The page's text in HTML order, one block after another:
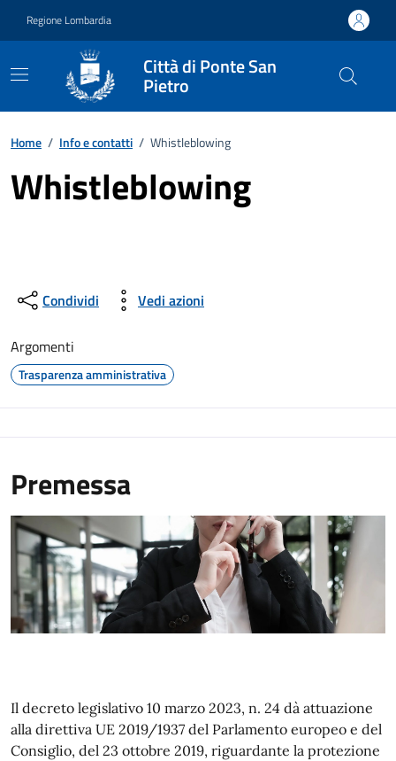
Regione Lombardia
Città di Ponte San
Pietro
Home / Info e contatti / Whistleblowing
Whistleblowing
Condividi Vedi azioni
Argomenti
Trasparenza amministrativa
Premessa
Il decreto legislativo 10 marzo 2023, n. 24 dà attuazione
alla direttiva UE 2019/1937 del Parlamento europeo e del
Consiglio, del 23 ottobre 2019, riguardante la protezione